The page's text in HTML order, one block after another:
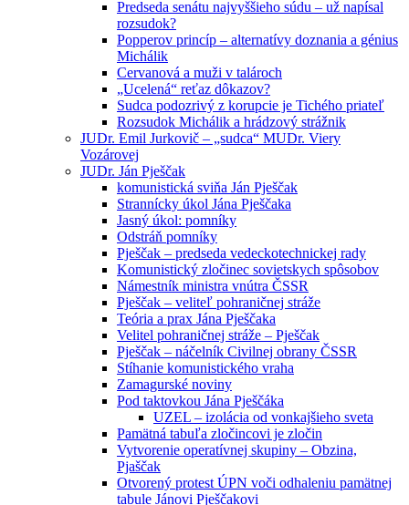
Predseda senátu najvyššieho súdu – už napísal
rozsudok?
Popperov princíp – alternatívy doznania a génius
Michálik
Cervanová a muži v talároch
„Ucelená“ reťaz dôkazov?
Sudca podozrivý z korupcie je Tichého priateľ
Rozsudok Michálik a hrádzový strážnik
JUDr. Emil Jurkovič – „sudca“ MUDr. Viery
Vozárovej
JUDr. Ján Pješčak
komunistická sviňa Ján Pješčak
Strannícky úkol Jána Pješčaka
Jasný úkol: pomníky
Odstráň pomníky
Pješčak – predseda vedeckotechnickej rady
Komunistický zločinec sovietskych spôsobov
Námestník ministra vnútra ČSSR
Pješčak – veliteľ pohraničnej stráže
Teória a prax Jána Pješčaka
Velitel pohraničnej stráže – Pješčak
Pješčak – náčelník Civilnej obrany ČSSR
Stíhanie komunistického vraha
Zamagurské noviny
Pod taktovkou Jána Pješčáka
UZEL – izolácia od vonkajšieho sveta
Pamätná tabuľa zločincovi je zločin
Vytvorenie operatívnej skupiny – Obzina,
Pjaščak
Otvorený protest ÚPN voči odhaleniu pamätnej
tabule Jánovi Pješčakovi